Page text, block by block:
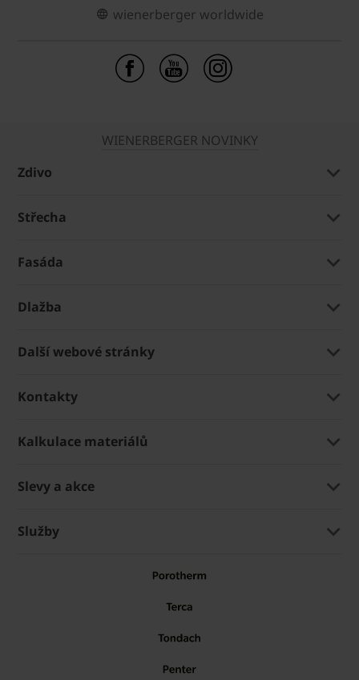
wienerberger worldwide
WIENERBERGER NOVINKY
Zdivo
Střecha
Fasáda
Dlažba
Další webové stránky
Kontakty
Kalkulace materiálů
Slevy a akce
Služby